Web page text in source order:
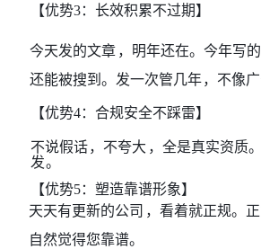
【优势3：长效积累不过期】
今天发的文章 ，明年还在。今年写
还能被搜到。发一次管几年，不像
【优势4：合规安全不踩雷】
不说假话，不夸大 ，全是真实资质
发。
【优势5：塑造靠谱形象】
天天有更新的公司 ，看着就正规。
自然觉得您靠谱。